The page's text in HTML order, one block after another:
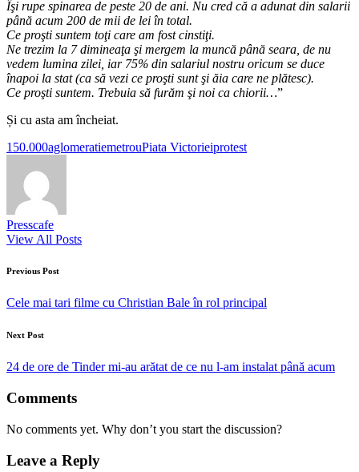
Îşi rupe spinarea de peste 20 de ani. Nu cred că a adunat din salarii
până acum 200 de mii de lei în total.
Ce proşti suntem toţi care am fost cinstiţi.
Ne trezim la 7 dimineaţa şi mergem la muncă până seara, de nu
vedem lumina zilei, iar 75% din salariul nostru oricum se duce
înapoi la stat (ca să vezi ce proşti sunt şi ăia care ne plătesc).
Ce proşti suntem. Trebuia să furăm şi noi ca chiorii…”
Și cu asta am încheiat.
Tags:
150.000aglomeratiemetrouPiata Victorieiprotest
Presscafe
View All Posts
Post
navigation
Previous Post
Cele mai tari filme cu Christian Bale în rol principal
Next Post
24 de ore de Tinder mi-au arătat de ce nu l-am instalat până acum
Comments
No comments yet. Why don’t you start the discussion?
Leave a Reply